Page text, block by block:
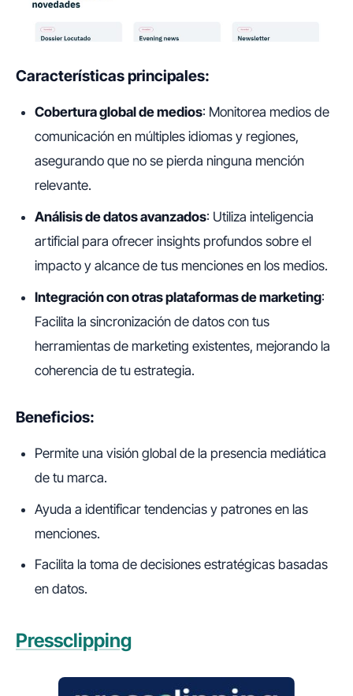
Características principales:
Cobertura global de medios: Monitorea medios de
comunicación en múltiples idiomas y regiones,
asegurando que no se pierda ninguna mención
relevante.
Análisis de datos avanzados: Utiliza inteligencia
artificial para ofrecer insights profundos sobre el
impacto y alcance de tus menciones en los medios.
Integración con otras plataformas de marketing:
Facilita la sincronización de datos con tus
herramientas de marketing existentes, mejorando la
coherencia de tu estrategia.
Beneficios:
Permite una visión global de la presencia mediática
de tu marca.
Ayuda a identificar tendencias y patrones en las
menciones.
Facilita la toma de decisiones estratégicas basadas
en datos.
Pressclipping